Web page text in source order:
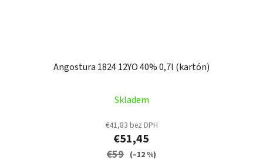
Angostura 1824 12YO 40% 0,7l (kartón)
Skladem
€41,83 bez DPH
€51,45
€59 (–12 %)